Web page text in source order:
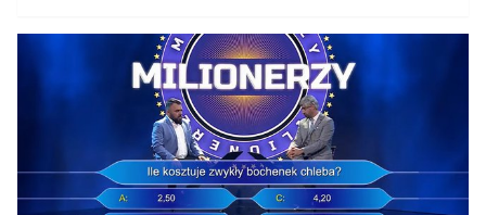
polski rząd najprawdopodobniej wyprzedzi decyzje
Europejskiej Agencji Leków. Trzecia dawka szczepionki
już pewna Podczas konferencji prasowej Mateusza
Morawieckiego i wiceministra zdrowia Waldemara
Kraski przedstawiono decyzje dotyczące wprowadzenia
możliwości zaszczepienia się trzecią dawką szczepionki
na koronawirusa. - Dyskutowaliśmy na posiedzeniu,
ostatnich paru posiedzeniach rady medycznej o jak
najlepszym zabezpieczeniu osób najbardziej